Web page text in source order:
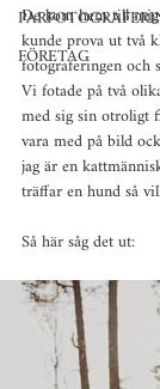
FÖRETAG
De kom hem till
kunde prova ut två
fotograferingen och
Vi fotade på två
med sig sin otroligt
vara med på bild
jag är en
träffar en hund så
Så här såg det ut: